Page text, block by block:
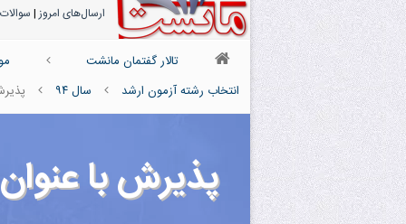
ارسال‌های امروز|
تالار گفتمان مانشت
انتخاب رشته آزمون ارشد
سال ۹۴
پذیرش با